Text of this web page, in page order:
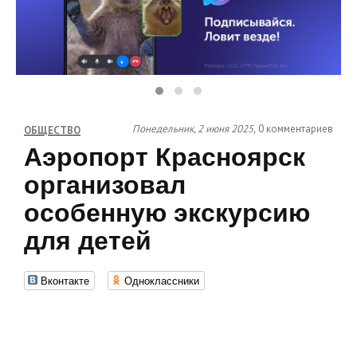
ОБЩЕСТВО Понедельник, 2 июня 2025, 0 комментариев
Аэропорт Красноярск
организовал
особенную экскурсию
для детей
Вконтакте Одноклассники